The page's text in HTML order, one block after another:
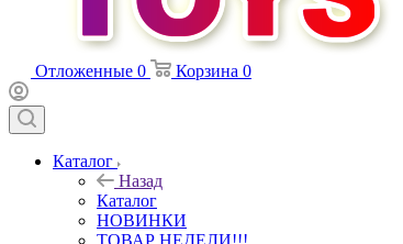
Отложенные 0 Корзина 0
Каталог
Назад
Каталог
НОВИНКИ
ТОВАР НЕДЕЛИ!!!